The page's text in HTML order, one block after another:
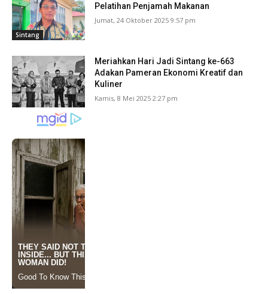
Sintang
Pelatihan Penjamah Makanan
Jumat, 24 Oktober 2025 9:57 pm
Meriahkan Hari Jadi Sintang ke-663
Adakan Pameran Ekonomi Kreatif dan
Kuliner
Kamis, 8 Mei 2025 2:27 pm